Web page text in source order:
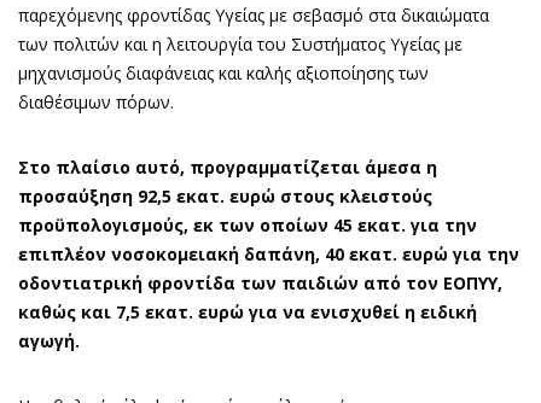
παρεχόμενης φροντίδας Υγείας με σεβασμό στα δικαιώματα
των πολιτών και η λειτουργία του Συστήματος Υγείας με
μηχανισμούς διαφάνειας και καλής αξιοποίησης των
διαθέσιμων πόρων.
Στο πλαίσιο αυτό, προγραμματίζεται άμεσα η
προσαύξηση 92,5 εκατ. ευρώ στους κλειστούς
προϋπολογισμούς, εκ των οποίων 45 εκατ. για την
επιπλέον νοσοκομειακή δαπάνη, 40 εκατ. ευρώ για την
οδοντιατρική φροντίδα των παιδιών από τον ΕΟΠΥΥ,
καθώς και 7,5 εκατ. ευρώ για να ενισχυθεί η ειδική
αγωγή.